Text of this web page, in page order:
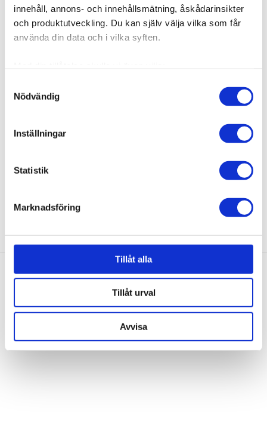
innehåll, annons- och innehållsmätning, åskådarinsikter
och produktutveckling. Du kan själv välja vilka som får
använda din data och i vilka syften.
kan ha en noggrannhet på upp till flera meter
Ta reda på mer om hur dina personliga uppgifter
Du kan ändra eller dra tillbaka ditt samtycke när som
Vi använder enhetsidentifierare för att anpassa innehållet
för sociala medier och analysera vår trafik. Vi
vidarebefordrar även sådana identifierare och annan
information från din enhet till de sociala medier och
Dessa kan i sin tur kombinera informationen med annan
information som du har tillhandahållit eller som de har
samlat in när du har använt deras tjänster.
Nödvändig
Inställningar
Statistik
Marknadsföring
Tillåt alla
Tillåt urval
Avvisa
Krok till microringar
Nål/krok med trähandtag, används när du skall fästa och
arbeta med stickhair ...
29,00 kr